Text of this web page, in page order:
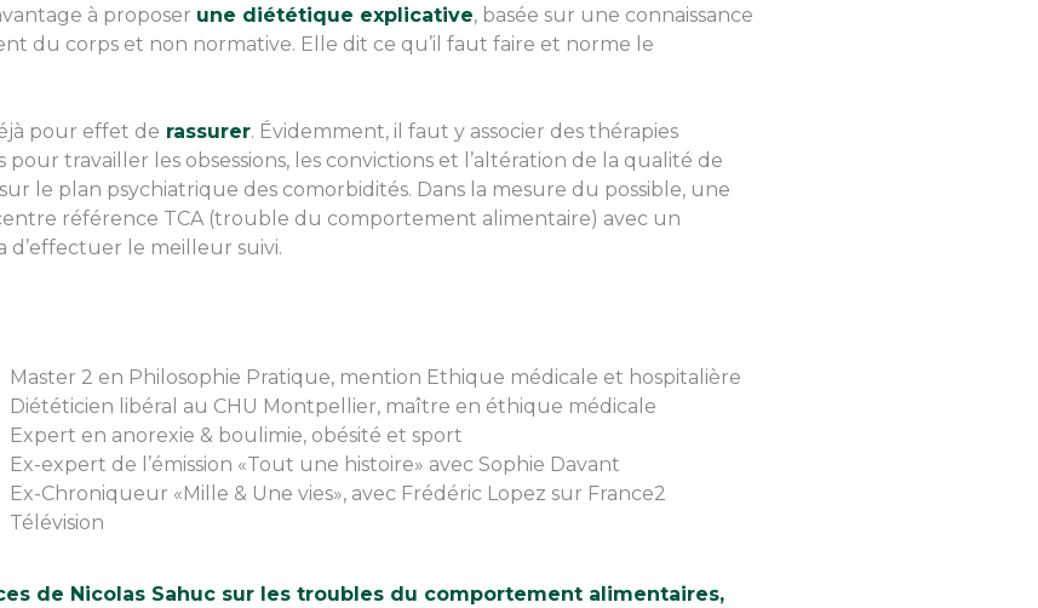
à proposer une diététique explicative, basée sur une connaissance
du corps et non normative. Elle dit ce qu’il faut faire et norme le
pour effet de rassurer. Évidemment, il faut y associer des thérapies
travailler les obsessions, les convictions et l’altération de la qualité de
le plan psychiatrique des comorbidités. Dans la mesure du possible, une
référence TCA (trouble du comportement alimentaire) avec un
le meilleur suivi.
Master 2 en Philosophie Pratique, mention Ethique médicale et hospitalière
Diététicien libéral au CHU Montpellier, maître en éthique médicale
Expert en anorexie & boulimie, obésité et sport
Ex-expert de l’émission «Tout une histoire» avec Sophie Davant
Ex-Chroniqueur «Mille & Une vies», avec Frédéric Lopez sur France2
Télévision
de Nicolas Sahuc sur les troubles du comportement alimentaires,